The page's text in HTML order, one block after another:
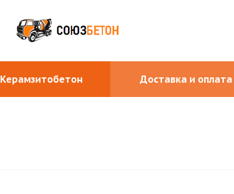
Керамзитобетон Доставка и оплата